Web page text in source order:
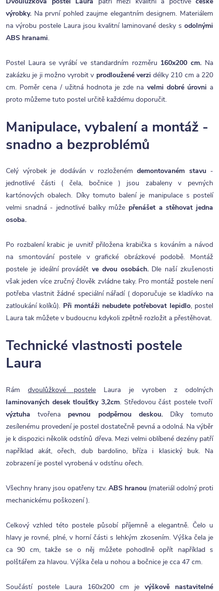
výrobky. Na první pohled zaujme elegantním designem. Materiálem
na výrobu postele Laura jsou kvalitní laminované desky s odolnými
ABS hranami.
Postel Laura se vyrábí ve standardním rozměru 160x200 cm. Na
zakázku je ji možno vyrobit v prodloužené verzi délky 210 cm a 220
cm. Poměr cena / užitná hodnota je zde na velmi dobré úrovni a
proto můžeme tuto postel určitě každému doporučit.
Manipulace, vybalení a montáž -
snadno a bezproblémů
Celý výrobek je dodáván v rozloženém demontovaném stavu-
jednotlivé části ( čela, bočnice ) jsou zabaleny v pevných
kartónových obalech. Díky tomuto balení je manipulace s postelí
velmi snadná - jednotlivé balíky může přenášet a stěhovat jedna
osoba.
Po rozbalení krabic je uvnitř přiložena krabička s kováním a návod
na smontování postele v grafické obrázkové podobě. Montáž
postele je ideální provádětve dvou osobách. Dle naší zkušenosti
však jeden více zručný člověk zvládne taky. Pro montáž postele není
potřeba vlastnit žádné speciální nářadí ( doporučuje se kladívko na
zatloukání kolíků). Při montáži nebudete potřebovat lepidlo, postel
Laura tak můžete v budoucnu kdykoli zpětně rozložit a přestěhovat.
Technické vlastnosti postele
Laura
Rámdvoulůžkové postele Laura je vyroben z odolných
laminovaných desek tloušťky 3,2cm. Středovou část postele tvoří
výztuha tvořena pevnou podpěrnou deskou.Díky tomuto
zesílenému provedení je postel dostatečně pevná a odolná. Na výběr
je k dispozici několik odstínů dřeva. Mezi velmi oblíbené dezény patří
například akát, ořech, dub bardolino, bříza i klasický buk. Na
zobrazení je postel vyrobená v odstínu ořech.
Všechny hrany jsou opatřeny tzv. ABS hranou (materiál odolný proti
mechanickému poškození ).
Celkový vzhled této postele působí příjemně a elegantně. Čelo u
hlavy je rovné, plné, v horní části s lehkým zkosením. Výška čela je
ca 90 cm, takže se o něj můžete pohodlně opřít například s
polštářem za hlavou. Výška čela u nohou a bočnice je cca 47 cm.
Součástí postele Laura 160x200 cm je výškově nastavitelné